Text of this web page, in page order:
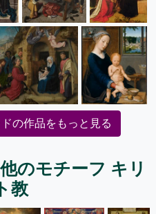
の作品をもっと見る
のモチーフ キリ
教